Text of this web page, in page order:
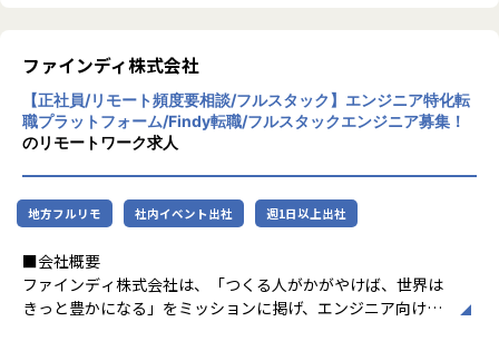
ファインディ株式会社
【正社員/リモート頻度要相談/フルスタック】エンジニア特化転
職プラットフォーム/Findy転職/フルスタックエンジニア募集！
のリモートワーク求人
地方フルリモ 社内イベント出社 週1日以上出社
■会社概要
ファインディ株式会社は、「つくる人がかがやけば、世界は
きっと豊かになる」をミッションに掲げ、エンジニア向けの